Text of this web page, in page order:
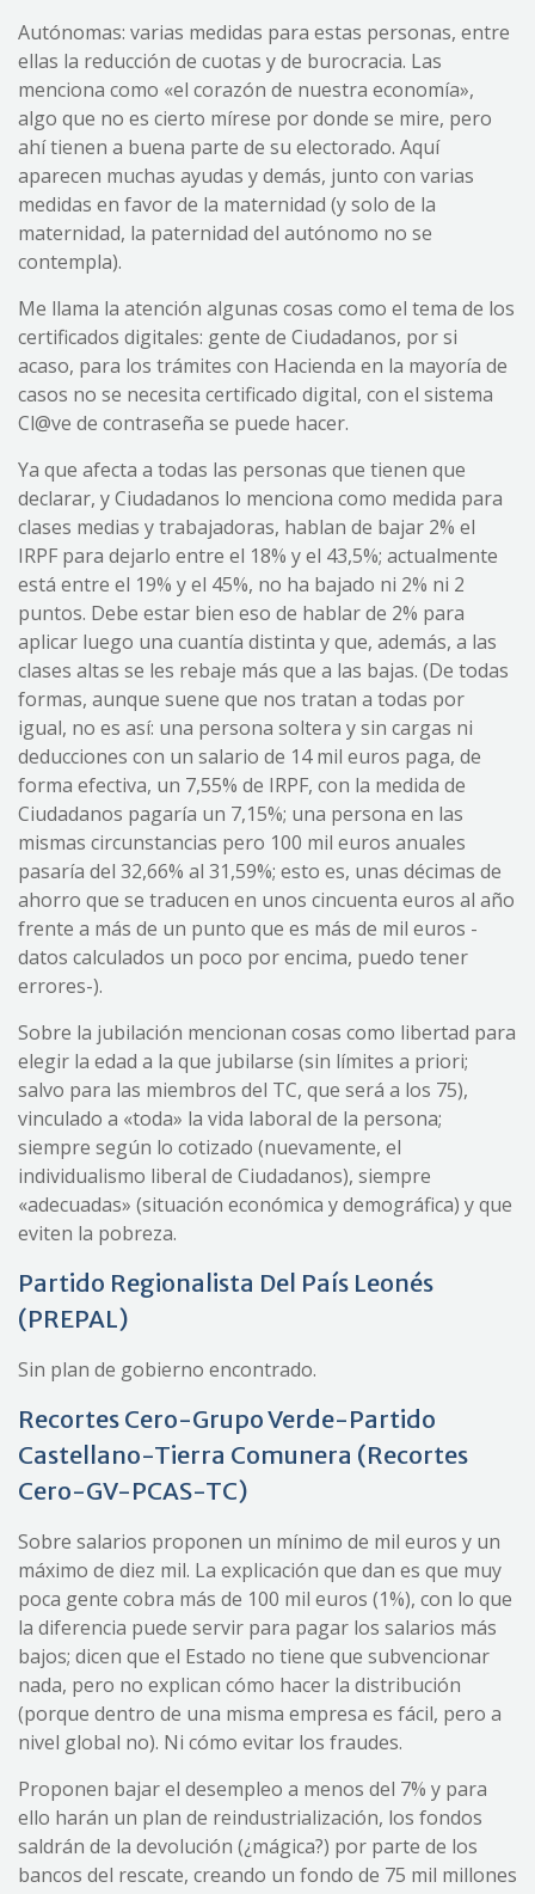
Autónomas: varias medidas para estas personas, entre
ellas la reducción de cuotas y de burocracia. Las
menciona como «el corazón de nuestra economía»,
algo que no es cierto mírese por donde se mire, pero
ahí tienen a buena parte de su electorado. Aquí
aparecen muchas ayudas y demás, junto con varias
medidas en favor de la maternidad (y solo de la
maternidad, la paternidad del autónomo no se
contempla).
Me llama la atención algunas cosas como el tema de los
certificados digitales: gente de Ciudadanos, por si
acaso, para los trámites con Hacienda en la mayoría de
casos no se necesita certificado digital, con el sistema
Cl@ve de contraseña se puede hacer.
Ya que afecta a todas las personas que tienen que
declarar, y Ciudadanos lo menciona como medida para
clases medias y trabajadoras, hablan de bajar 2% el
IRPF para dejarlo entre el 18% y el 43,5%; actualmente
está entre el 19% y el 45%, no ha bajado ni 2% ni 2
puntos. Debe estar bien eso de hablar de 2% para
aplicar luego una cuantía distinta y que, además, a las
clases altas se les rebaje más que a las bajas. (De todas
formas, aunque suene que nos tratan a todas por
igual, no es así: una persona soltera y sin cargas ni
deducciones con un salario de 14 mil euros paga, de
forma efectiva, un 7,55% de IRPF, con la medida de
Ciudadanos pagaría un 7,15%; una persona en las
mismas circunstancias pero 100 mil euros anuales
pasaría del 32,66% al 31,59%; esto es, unas décimas de
ahorro que se traducen en unos cincuenta euros al año
frente a más de un punto que es más de mil euros -
datos calculados un poco por encima, puedo tener
errores-).
Sobre la jubilación mencionan cosas como libertad para
elegir la edad a la que jubilarse (sin límites a priori;
salvo para las miembros del TC, que será a los 75),
vinculado a «toda» la vida laboral de la persona;
siempre según lo cotizado (nuevamente, el
individualismo liberal de Ciudadanos), siempre
«adecuadas» (situación económica y demográfica) y que
eviten la pobreza.
Partido Regionalista Del País Leonés
(PREPAL)
Sin plan de gobierno encontrado.
Recortes Cero-Grupo Verde-Partido
Castellano-Tierra Comunera (Recortes
Cero-GV-PCAS-TC)
Sobre salarios proponen un mínimo de mil euros y un
máximo de diez mil. La explicación que dan es que muy
poca gente cobra más de 100 mil euros (1%), con lo que
la diferencia puede servir para pagar los salarios más
bajos; dicen que el Estado no tiene que subvencionar
nada, pero no explican cómo hacer la distribución
(porque dentro de una misma empresa es fácil, pero a
nivel global no). Ni cómo evitar los fraudes.
Proponen bajar el desempleo a menos del 7% y para
ello harán un plan de reindustrialización, los fondos
saldrán de la devolución (¿mágica?) por parte de los
bancos del rescate, creando un fondo de 75 mil millones